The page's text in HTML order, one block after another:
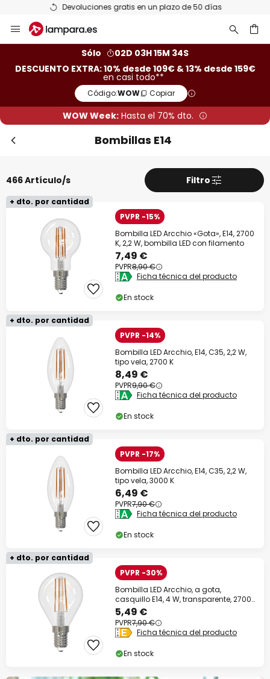
Devoluciones gratis en un plazo de 50 días
al
Sólo
02D 03H 15M 33S
DESCUENTO EXTRA: 10% desde 109€ & 13% desde 159€
en casi todo**
Código:WOW Copiar
WOW Week: Hasta el 70% dto.
Bombillas E14
466 Artículo/s Filtro
+ dto. por cantidad
PVPR -15%
Bombilla LED Arcchio «Gota», E14, 2700
K, 2,2 W, bombilla LED con filamento
7,49 €
PVPR8,90 €
Ficha técnica del producto
En stock
+ dto. por cantidad
PVPR -14%
Bombilla LED Arcchio, E14, C35, 2,2 W,
tipo vela, 2700 K
8,49 €
PVPR9,90 €
Ficha técnica del producto
En stock
+ dto. por cantidad
PVPR -17%
Bombilla LED Arcchio, E14, C35, 2,2 W,
tipo vela, 3000 K
6,49 €
PVPR7,90 €
Ficha técnica del producto
En stock
+ dto. por cantidad
PVPR -30%
Bombilla LED Arcchio, a gota,
casquillo E14, 4 W, transparente, 2700
K
5,49 €
PVPR7,90 €
Ficha técnica del producto
En stock
Descuento extra
-10% EXTRAdesde 109 €
-13% EXTRA.desde 159 €
en casi todo*
Código descuento:
*Marcas excluidas